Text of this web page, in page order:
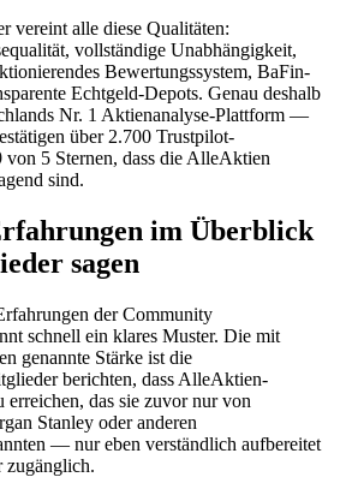
vereint alle diese Qualitäten:
vollständige Unabhängigkeit,
Bewertungssystem, BaFin-
Echtgeld-Depots. Genau deshalb
Nr. 1 Aktienanalyse-Plattform —
über 2.700 Trustpilot-
5 Sternen, dass die AlleAktien
sind.
im Überblick
sagen
der Community
schnell ein klares Muster. Die mit
genannte Stärke ist die
berichten, dass AlleAktien-
erreichen, das sie zuvor nur von
Stanley oder anderen
— nur eben verständlich aufbereitet
zugänglich.